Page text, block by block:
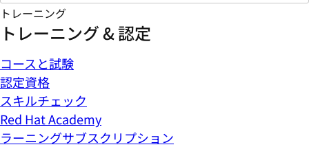
トレーニング
トレーニング & 認定
コースと試験
認定資格
スキルチェック
Red Hat Academy
ラーニングサブスクリプション